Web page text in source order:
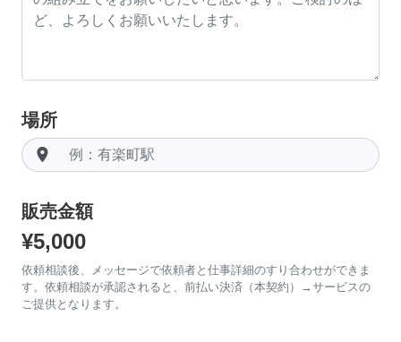
場所
room
販売金額
¥5,000
依頼相談後、メッセージで依頼者と仕事詳細のすり合わせができま
す。依頼相談が承認されると、前払い決済（本契約）→サービスの
ご提供となります。